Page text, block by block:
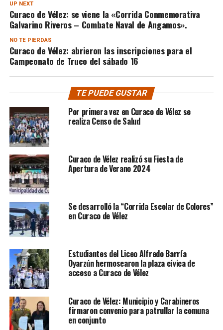
UP NEXT
Curaco de Vélez: se viene la «Corrida Conmemorativa
Galvarino Riveros – Combate Naval de Angamos».
NO TE PIERDAS
Curaco de Vélez: abrieron las inscripciones para el
Campeonato de Truco del sábado 16
TE PUEDE GUSTAR
Por primera vez en Curaco de Vélez se
realiza Censo de Salud
Curaco de Vélez realizó su Fiesta de
Apertura de Verano 2024
Se desarrolló la “Corrida Escolar de Colores”
en Curaco de Vélez
Estudiantes del Liceo Alfredo Barría
Oyarzún hermosearon la plaza cívica de
acceso a Curaco de Vélez
Curaco de Vélez: Municipio y Carabineros
firmaron convenio para patrullar la comuna
en conjunto